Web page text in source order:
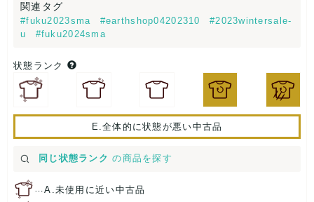
関連タグ
#fuku2023sma #earthshop04202310
#2023wintersale-
u
#fuku2024sma
状態ランク
E.全体的に状態が悪い中古品
同じ状態ランク の商品を探す
…A.未使用に近い中古品